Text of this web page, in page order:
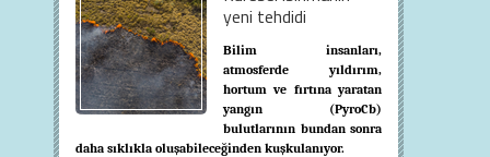
yeni tehdidi
Bilim insanları,
atmosferde yıldırım,
hortum ve fırtına yaratan
yangın (PyroCb)
bulutlarının bundan sonra
daha sıklıkla oluşabileceğinden kuşkulanıyor.